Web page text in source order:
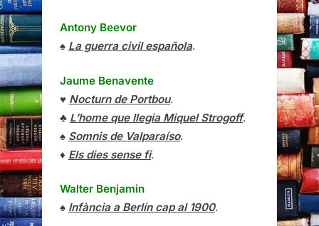
Antony Beevor
♠ La guerra civil española.
Jaume Benavente
♥ Nocturn de Portbou.
♣ L’home que llegia Miquel Strogoff.
♠ Somnis de Valparaíso.
♦ Els dies sense fi.
Walter Benjamin
♠ Infància a Berlín cap al 1900.